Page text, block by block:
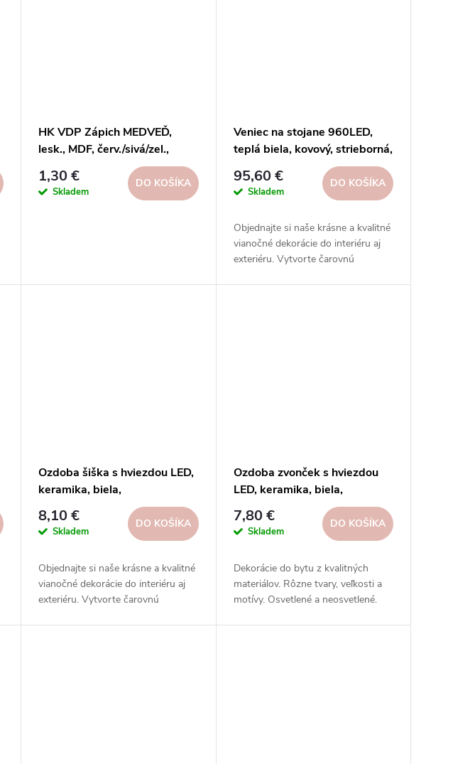
HK VDP Zápich MEDVEĎ,
lesk., MDF, červ./sivá/zel.,
25x33x9, 5cm, disp.24ks,
FSC 100%
1,30 €
Skladem
DO KOŠÍKA
Veniec na stojane 960LED,
teplá biela, kovový, strieborná,
95,60 €
Skladem
DO KOŠÍKA
Objednajte si naše krásne a kvalitné
vianočné dekorácie do interiéru aj
exteriéru. Vytvorte čarovnú
Ozdoba šiška s hviezdou LED,
keramika, biela,
6,5x14x6,5cm, ks|Ego dekor
8,10 €
Skladem
DO KOŠÍKA
Objednajte si naše krásne a kvalitné
vianočné dekorácie do interiéru aj
exteriéru. Vytvorte čarovnú
Ozdoba zvonček s hviezdou
LED, keramika, biela,
8x9,5x8cm, ks|Ego dekor
7,80 €
Skladem
DO KOŠÍKA
Dekorácie do bytu z kvalitných
materiálov. Rôzne tvary, veľkosti a
motívy. Osvetlené a neosvetlené.